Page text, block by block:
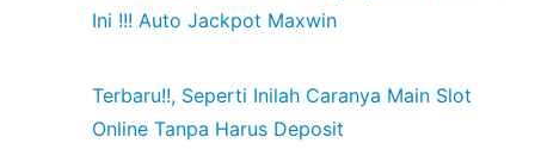
Ini !!! Auto Jackpot Maxwin
Terbaru!!, Seperti Inilah Caranya Main Slot
Online Tanpa Harus Deposit